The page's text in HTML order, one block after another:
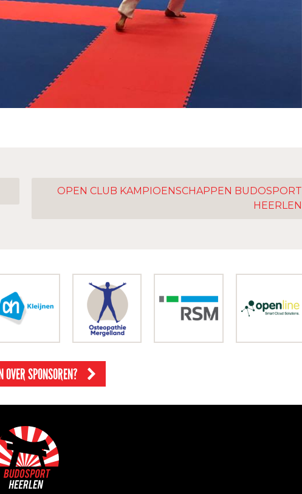
OPEN CLUB KAMPIOENSCHAPPEN BUDOSPORT
HEERLEN
OVER SPONSOREN?